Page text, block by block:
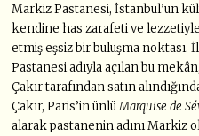
Markiz Pastanesi, İstanbul’un
kendine has zarafeti ve
etmiş eşsiz bir buluşma noktası.
Pastanesi adıyla açılan bu
Çakır tarafından satın
Çakır, Paris’in ünlüMarquise de
alarak pastanenin adını Markiz